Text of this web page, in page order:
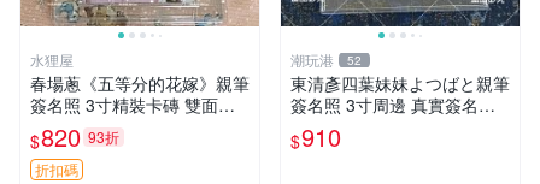
水狸屋
春場蔥《五等分的花嫁》親筆
簽名照 3寸精裝卡磚 雙面收
藏相框 親簽限量周邊 收藏推
薦 花嫁相片 現象級漫改 相框
收藏 周邊精品
$820 93折
折扣碼
潮玩港 52
東清彥四葉妹妹よつばと親筆
簽名照 3寸周邊 真實簽名收
藏品 相框相紙包裝 よつばと
四葉妹妹 東清彥
$910